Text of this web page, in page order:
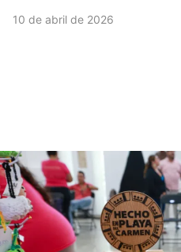
10 de abril de 2026